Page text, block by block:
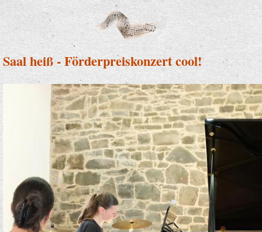
Ferienwoche
Saal heiß - Förderpreiskonzert cool!